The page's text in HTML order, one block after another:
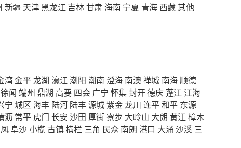
新疆 天津黑龙江 吉林甘肃 海南 宁夏 青海 西藏其他
湾金平龙湖 濠江 潮阳 潮南 澄海 南澳禅城 南海 顺德
徐闻 端州 鼎湖 高要 四会 广宁 怀集封开德庆 蓬江 江海
宁 城区 海丰 陆河 陆丰源城紫金龙川 连平和平 东源
沥 常平 虎门 长安 沙田 厚街寮步 大岭山 大朗 黄江 樟木
阜沙小榄 古镇横栏 三角 民众 南朗 港口 大涌 沙溪 三